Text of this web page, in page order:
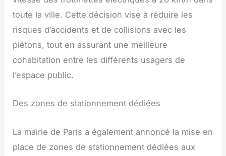
toute la ville. Cette décision vise à réduire les
risques d’accidents et de collisions avec les
piétons, tout en assurant une meilleure
cohabitation entre les différents usagers de
l’espace public.
Des zones de stationnement dédiées
La mairie de Paris a également annoncé la mise en
place de zones de stationnement dédiées aux